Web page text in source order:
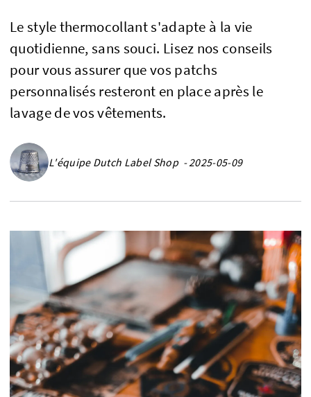
Le style thermocollant s'adapte à la vie
quotidienne, sans souci. Lisez nos conseils
pour vous assurer que vos patchs
personnalisés resteront en place après le
lavage de vos vêtements.
L'équipe Dutch Label Shop - 2025-05-09